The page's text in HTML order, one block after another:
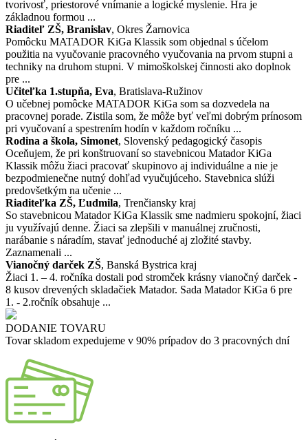
tvorivosť, priestorové vnímanie a logické myslenie. Hra je
základnou formou ...
Riaditeľ ZŠ, Branislav, Okres Žarnovica
Pomôcku MATADOR KiGa Klassik som objednal s účelom
použitia na vyučovanie pracovného vyučovania na prvom stupni a
techniky na druhom stupni. V mimoškolskej činnosti ako doplnok
pre ...
Učiteľka 1.stupňa, Eva, Bratislava-Ružinov
O učebnej pomôcke MATADOR KiGa som sa dozvedela na
pracovnej porade. Zistila som, že môže byť veľmi dobrým prínosom
pri vyučovaní a spestrením hodín v každom ročníku ...
Rodina a škola, Simonet, Slovenský pedagogický časopis
Oceňujem, že pri konštruovaní so stavebnicou Matador KiGa
Klassik môžu žiaci pracovať skupinovo aj individuálne a nie je
bezpodmienečne nutný dohľad vyučujúceho. Stavebnica slúži
predovšetkým na učenie ...
Riaditeľka ZŠ, Ľudmila, Trenčiansky kraj
So stavebnicou Matador KiGa Klassik sme nadmieru spokojní, žiaci
ju využívajú denne. Žiaci sa zlepšili v manuálnej zručnosti,
narábanie s náradím, stavať jednoduché aj zložité stavby.
Zaznamenali ...
Vianočný darček ZŠ, Banská Bystrica kraj
Žiaci 1. – 4. ročníka dostali pod stromček krásny vianočný darček -
8 kusov drevených skladačiek Matador. Sada Matador KiGa 6 pre
1. - 2.ročník obsahuje ...
DODANIE TOVARU
Tovar skladom expedujeme v 90% prípadov do 3 pracovných dní